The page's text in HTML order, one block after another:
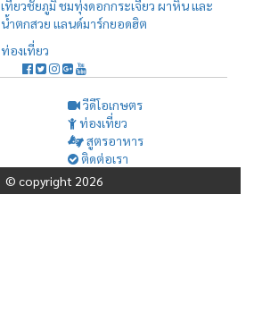
เที่ยวชัยภูมิ ชมทุ่งดอกกระเจียว ผาหิน และ
น้ำตกสวย แลนด์มาร์กยอดฮิต
ท่องเที่ยว
วีดีโอเกษตร
ท่องเที่ยว
สูตรอาหาร
ติดต่อเรา
© copyright 2026